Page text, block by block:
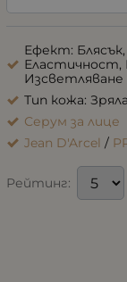
Ефект:
Еластичност,
Тип кожа:
Серум за лице
Jean D'Arcel /
Рейтинг: